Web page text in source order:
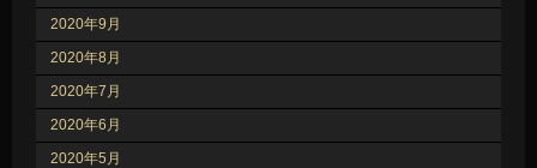
2020年9月
2020年8月
2020年7月
2020年6月
2020年5月